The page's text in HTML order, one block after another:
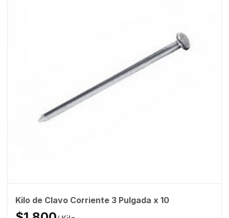
Kilo de Clavo Corriente 3 Pulgada x 10